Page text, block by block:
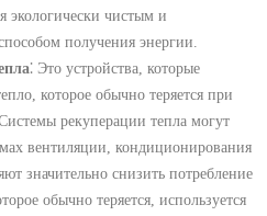
чистым и
получения энергии.
⁚ Это устройства, которые
которое обычно теряется при
рекуперации тепла могут
вентиляции, кондиционирования
значительно снизить потребление
обычно теряется, используется